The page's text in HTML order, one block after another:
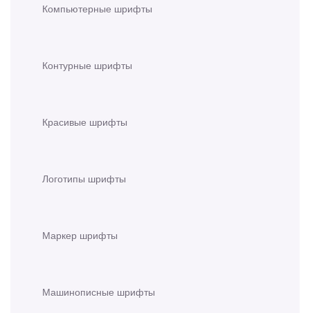
Компьютерные шрифты
Контурные шрифты
Красивые шрифты
Логотипы шрифты
Маркер шрифты
Машинописные шрифты